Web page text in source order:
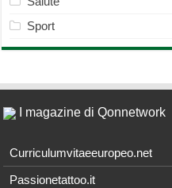
Sport
I magazine di Qonnetwork
Curriculumvitaeeuropeo.net
Passionetattoo.it